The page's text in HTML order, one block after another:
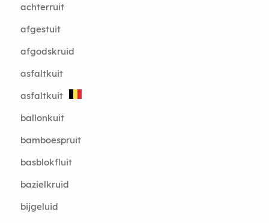
achterruit
afgestuit
afgodskruid
asfaltkuit
asfaltkuit
ballonkuit
bamboespruit
basblokfluit
bazielkruid
bijgeluid